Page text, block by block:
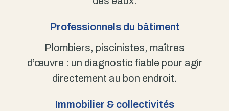
Professionnels du bâtiment
Plombiers, piscinistes, maîtres
d’œuvre : un diagnostic fiable pour agir
directement au bon endroit.
Immobilier & collectivités